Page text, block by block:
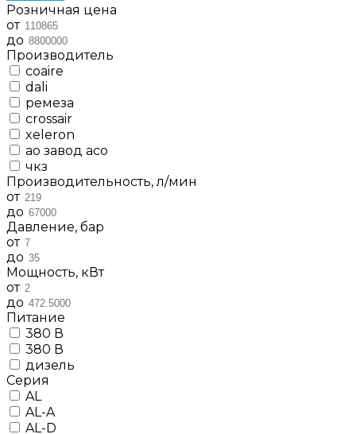
Розничная цена
от
до
Производитель
coaire
dali
ремеза
crossair
xeleron
ао завод асо
чкз
Производительность, л/мин
от
до
Давление, бар
от
до
Мощность, кВт
от
до
Питание
380 В
380 В
дизель
Серия
AL
AL-A
AL-D